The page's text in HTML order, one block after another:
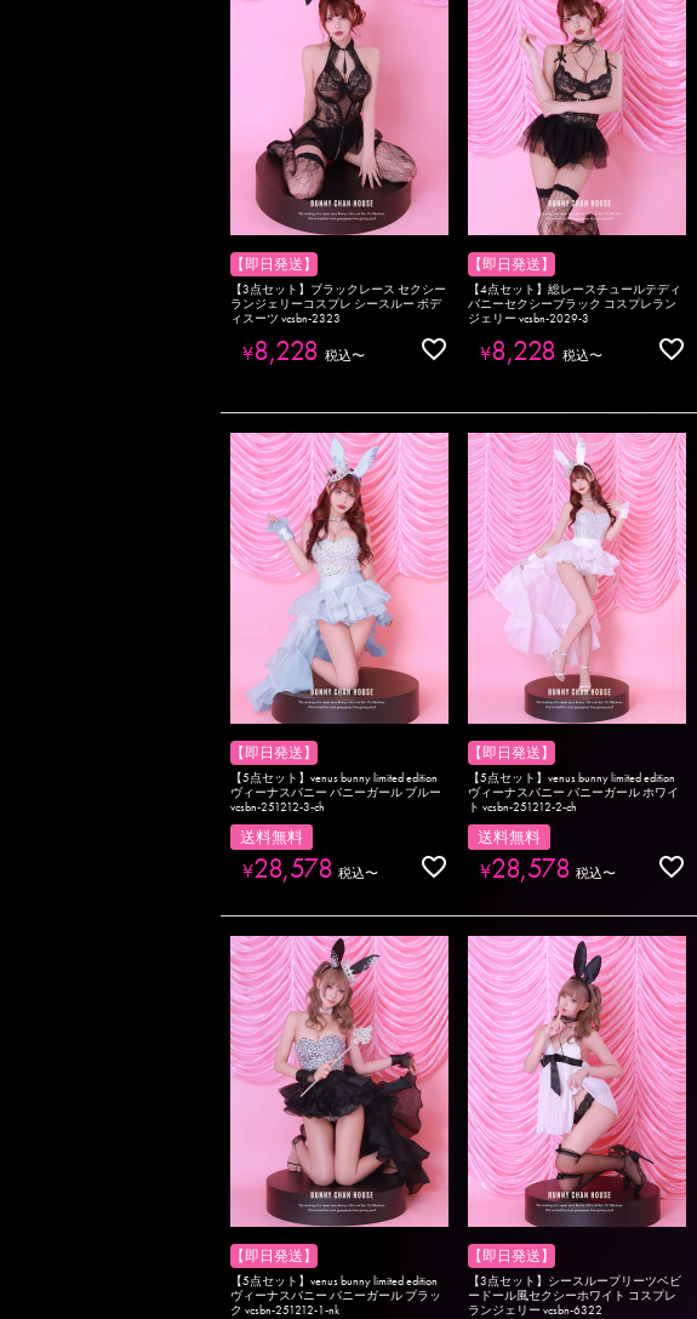
【即日発送】
【3点セット】ブラックレース セクシー
ランジェリーコスプレ シースルー ボデ
ィスーツ vcsbn-2323
¥8,228 税込〜
【即日発送】
【4点セット】総レースチュールテディ
バニーセクシーブラック コスプレラン
ジェリー vcsbn-2029-3
¥8,228 税込〜
【即日発送】
【5点セット】venus bunny limited edition
ヴィーナスバニー バニーガール ブルー
vcsbn-251212-3-ch
送料無料
¥28,578 税込〜
【即日発送】
【5点セット】venus bunny limited edition
ヴィーナスバニー バニーガール ホワイ
ト vcsbn-251212-2-ch
送料無料
¥28,578 税込〜
【即日発送】
【5点セット】venus bunny limited edition
ヴィーナスバニー バニーガール ブラッ
ク vcsbn-251212-1-nk
【即日発送】
【3点セット】シースループリーツベビ
ードール風セクシーホワイト コスプレ
ランジェリー vcsbn-6322